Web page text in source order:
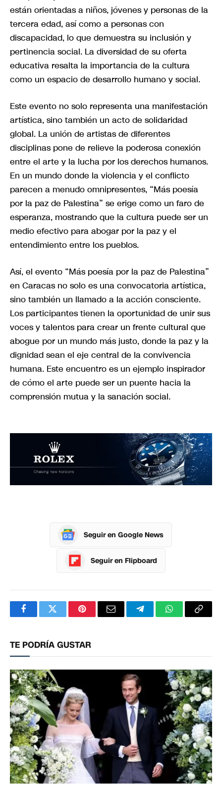
están orientadas a niños, jóvenes y personas de la
tercera edad, así como a personas con
discapacidad, lo que demuestra su inclusión y
pertinencia social. La diversidad de su oferta
educativa resalta la importancia de la cultura
como un espacio de desarrollo humano y social.
Este evento no solo representa una manifestación
artística, sino también un acto de solidaridad
global. La unión de artistas de diferentes
disciplinas pone de relieve la poderosa conexión
entre el arte y la lucha por los derechos humanos.
En un mundo donde la violencia y el conflicto
parecen a menudo omnipresentes, “Más poesía
por la paz de Palestina” se erige como un faro de
esperanza, mostrando que la cultura puede ser un
medio efectivo para abogar por la paz y el
entendimiento entre los pueblos.
Así, el evento “Más poesía por la paz de Palestina”
en Caracas no solo es una convocatoria artística,
sino también un llamado a la acción consciente.
Los participantes tienen la oportunidad de unir sus
voces y talentos para crear un frente cultural que
abogue por un mundo más justo, donde la paz y la
dignidad sean el eje central de la convivencia
humana. Este encuentro es un ejemplo inspirador
de cómo el arte puede ser un puente hacia la
comprensión mutua y la sanación social.
Seguir en Google News
Seguir en Flipboard
FacebookTwitterPinterestCorreoTelegramWhatsApp
TE PODRÍA GUSTAR